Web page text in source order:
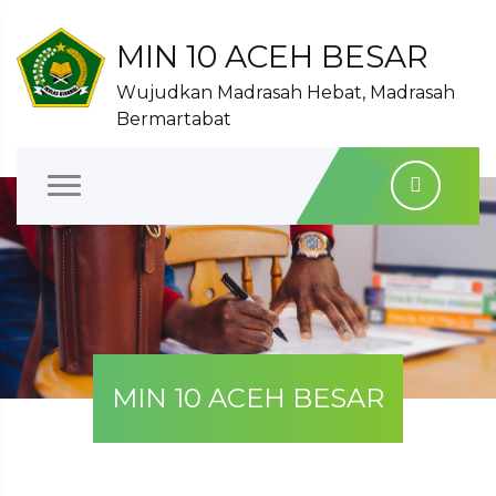
MIN 10 ACEH BESAR
Wujudkan Madrasah Hebat, Madrasah
Bermartabat
MIN 10 ACEH BESAR